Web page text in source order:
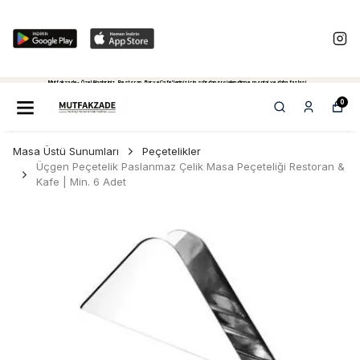
Mutfakzade - Özel Alanlariniz, Restoran, Bar ve Cafe'leriniz için sıfırdan projelendirme, montaj ve daha fazlasi...
0
Masa Üstü Sunumları
Peçetelikler
Üçgen Peçetelik Paslanmaz Çelik Masa Peçeteliği Restoran &
Kafe | Min. 6 Adet